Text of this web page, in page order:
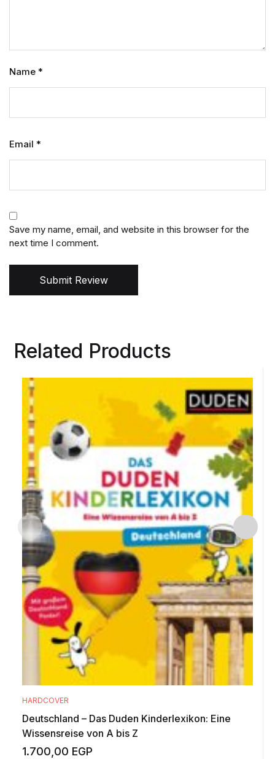
Name *
Email *
Save my name, email, and website in this browser for the
next time I comment.
Submit Review
Related Products
HARDCOVER
Deutschland – Das Duden Kinderlexikon: Eine
Wissensreise von A bis Z
1.700,00 EGP